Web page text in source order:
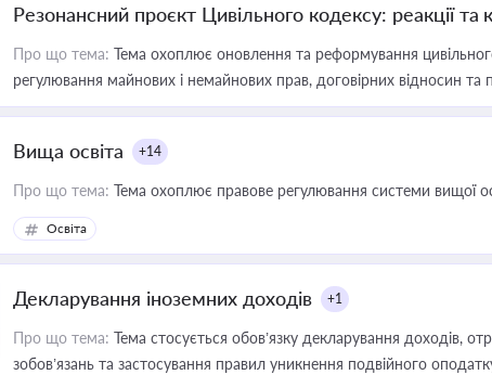
Резонансний проєкт Цивільного кодексу: реакції та
Про що тема: Тема охоплює оновлення та реформування
регулювання майнових і немайнових прав, договірних відносин та
Вища освіта +14
Про що тема: Тема охоплює правове регулювання системи вищої
Освіта
Декларування іноземних доходів +1
Про що тема: Тема стосується обов’язку декларування доходів,
зобов’язань та застосування правил уникнення подвійного